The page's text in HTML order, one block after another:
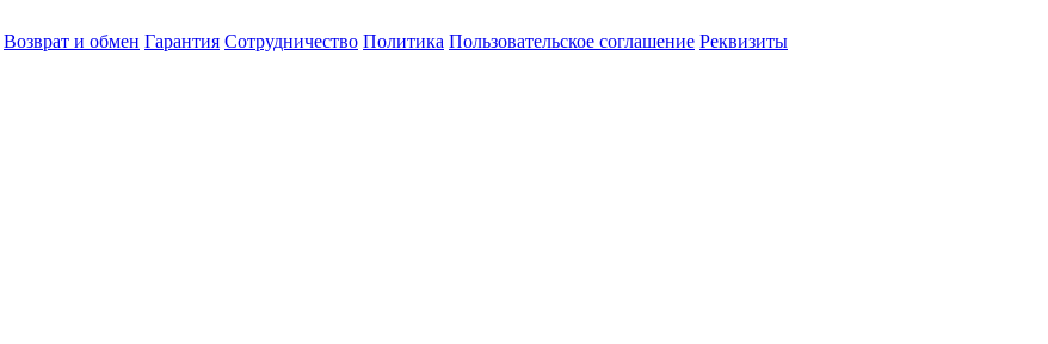
Возврат и обмен Гарантия Сотрудничество Политика Пользовательское соглашение Реквизиты